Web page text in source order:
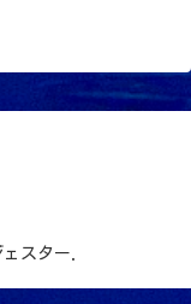
スター.